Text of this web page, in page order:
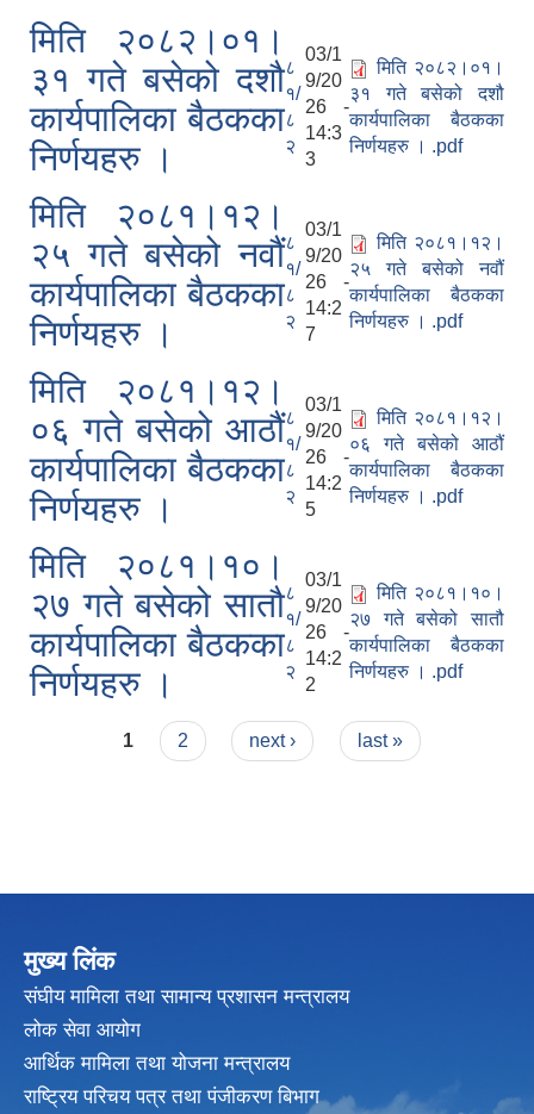
मिति २०८२।०१।
३१ गते बसेको दशौ
कार्यपालिका बैठकका
निर्णयहरु ।
८
१/
८
२
03/1
9/20
26 -
14:3
3
मिति २०८२।०१।
३१ गते बसेको दशौ
कार्यपालिका बैठकका
निर्णयहरु । .pdf
मिति २०८१।१२।
२५ गते बसेको नवौं
कार्यपालिका बैठकका
निर्णयहरु ।
८
१/
८
२
03/1
9/20
26 -
14:2
7
मिति २०८१।१२।
२५ गते बसेको नवौं
कार्यपालिका बैठकका
निर्णयहरु । .pdf
मिति २०८१।१२।
०६ गते बसेको आठौं
कार्यपालिका बैठकका
निर्णयहरु ।
८
१/
८
२
03/1
9/20
26 -
14:2
5
मिति २०८१।१२।
०६ गते बसेको आठौं
कार्यपालिका बैठकका
निर्णयहरु । .pdf
मिति २०८१।१०।
२७ गते बसेको सातौ
कार्यपालिका बैठकका
निर्णयहरु ।
८
१/
८
२
03/1
9/20
26 -
14:2
2
मिति २०८१।१०।
२७ गते बसेको सातौ
कार्यपालिका बैठकका
निर्णयहरु । .pdf
Pages
1 2 next › last »
मुख्य लिंक
संघीय मामिला तथा सामान्य प्रशासन मन्त्रालय
लोक सेवा आयोग
आर्थिक मामिला तथा योजना मन्त्रालय
राष्ट्रिय परिचय पत्र तथा पंजीकरण बिभाग